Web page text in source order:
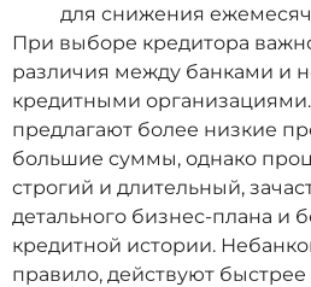
для снижения
При выборе кредитора
различия между банками и
кредитными
предлагают более низкие
большие суммы, однако
строгий и длительный,
детального бизнес-плана и
кредитной истории.
правило, действуют быстрее